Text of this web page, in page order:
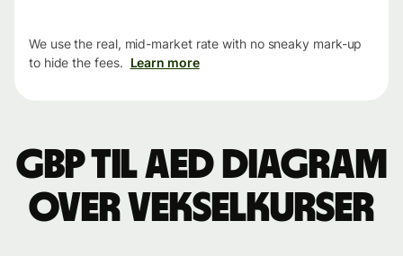
We use the real, mid-market rate with no sneaky mark-up
to hide the fees. Learn more
GBP til AED Diagram
over vekselkurser